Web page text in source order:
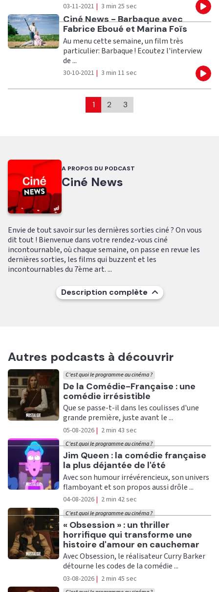
03-11-2021 | 3 min 25 sec
Ecouter
Ciné News - Barbaque avec
Fabrice Eboué et Marina Foïs
Au menu cette semaine, un film très
particulier: Barbaque ! Ecoutez l'interview
de ...
30-10-2021 | 3 min 11 sec
1 2 3
A PROPOS DU PODCAST
Ciné News
Envie de tout savoir sur les dernières sorties ciné ? On vous
dit tout ! Bienvenue dans votre rendez-vous ciné
incontournable, où chaque semaine, on passe en revue les
dernières sorties, les films qui buzzent et les
incontournables du 7ème art. ...
Description complète
Autres podcasts à découvrir
Ecouter
De la Comédie-Française : une
comédie irrésistible
C'est quoi le programme au cinéma ?
Que se passe-t-il dans les coulisses d'une
grande première, juste avant le ...
05-08-2026 | 2 min 43 sec
Ecouter
Jim Queen : la comédie française
la plus déjantée de l'été
C'est quoi le programme au cinéma ?
Avec son humour irrévérencieux, son univers
flamboyant et son propos aussi drôle ...
04-08-2026 | 2 min 42 sec
Ecouter
« Obsession » : un thriller
horrifique qui transforme une
histoire d'amour en cauchemar
C'est quoi le programme au cinéma ?
Avec Obsession, le réalisateur Curry Barker
détourne les codes de la comédie ...
03-08-2026 | 2 min 45 sec